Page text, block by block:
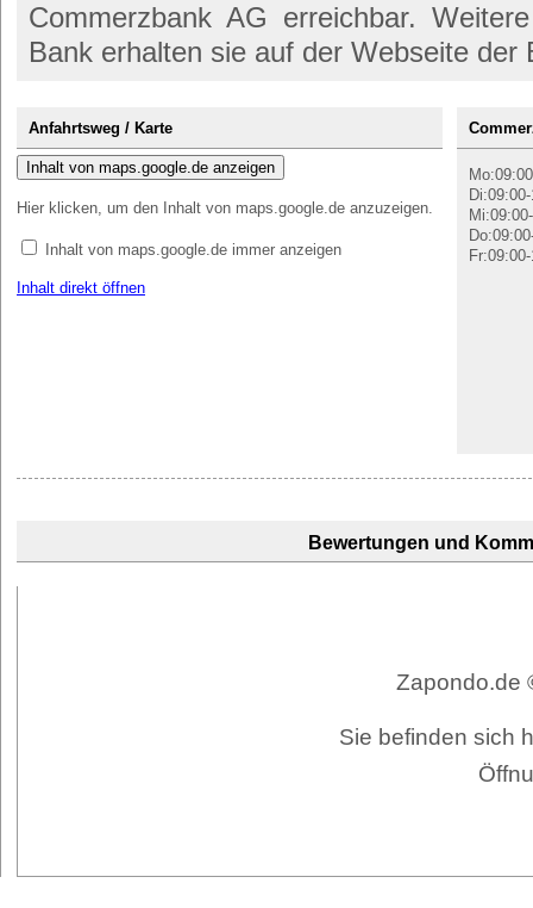
Commerzbank AG erreichbar.
Bank erhalten sie auf der Webseite der
Anfahrtsweg / Karte
Inhalt von maps.google.de anzeigen
Hier klicken, um den Inhalt von maps.google.de anzuzeigen.
Inhalt von maps.google.de immer anzeigen
Inhalt direkt öffnen
Bewertungen und
Zapondo.de
Sie befinden sich